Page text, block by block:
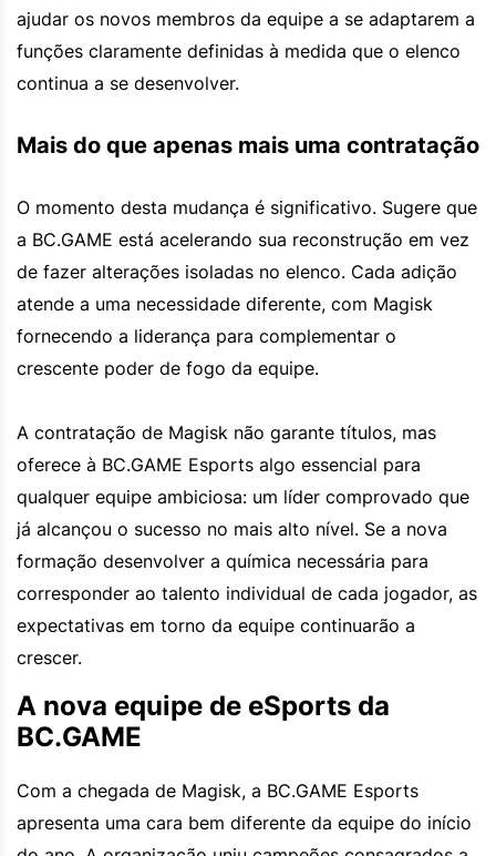
ajudar os novos membros da equipe a se adaptarem a
funções claramente definidas à medida que o elenco
continua a se desenvolver.
Mais do que apenas mais uma contratação
O momento desta mudança é significativo. Sugere que
a BC.GAME está acelerando sua reconstrução em vez
de fazer alterações isoladas no elenco. Cada adição
atende a uma necessidade diferente, com Magisk
fornecendo a liderança para complementar o
crescente poder de fogo da equipe.
A contratação de Magisk não garante títulos, mas
oferece à BC.GAME Esports algo essencial para
qualquer equipe ambiciosa: um líder comprovado que
já alcançou o sucesso no mais alto nível. Se a nova
formação desenvolver a química necessária para
corresponder ao talento individual de cada jogador, as
expectativas em torno da equipe continuarão a
crescer.
A nova equipe de eSports da
BC.GAME
Com a chegada de Magisk, a BC.GAME Esports
apresenta uma cara bem diferente da equipe do início